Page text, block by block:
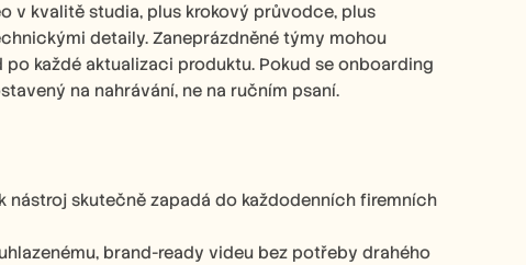
v kvalitě studia, plus krokový průvodce, plus
detaily. Zaneprázdněné týmy mohou
každé aktualizaci produktu. Pokud se onboarding
na nahrávání, ne na ručním psaní.
skutečně zapadá do každodenních firemních
brand-ready videu bez potřeby drahého